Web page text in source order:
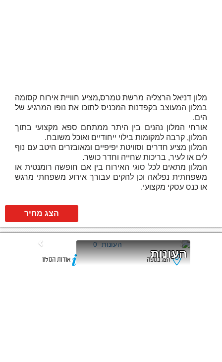
מלון דניאל הרצליה מרשת טמרס,מציע חוויית אירוח קסומה
במלון המעוצב בקפדנות המכניס לתוכו את נופו המרגיע של
הים.
אורחי המלון נהנים בין היתר ממתחם ספא מקצועי בתוך
המלון, קרבה למקומות בילוי ייחודיים ואוכל משובח.
המלון מציע חדרים וסוויטת יפיפיים ומאובזרים היטב עם נוף
לים או לעיר, בריכות שחייה וחדר כושר.
המלון מתאים לכל סוגי האירוח בין אם חופשה רומנטית או
משפחתית נפלאה וכן להקים עבורך אירוע משפחתי מרגש
או כנס עסקי מקצועי.
הצג מחיר
העונות
הצג במפה אודות המלון